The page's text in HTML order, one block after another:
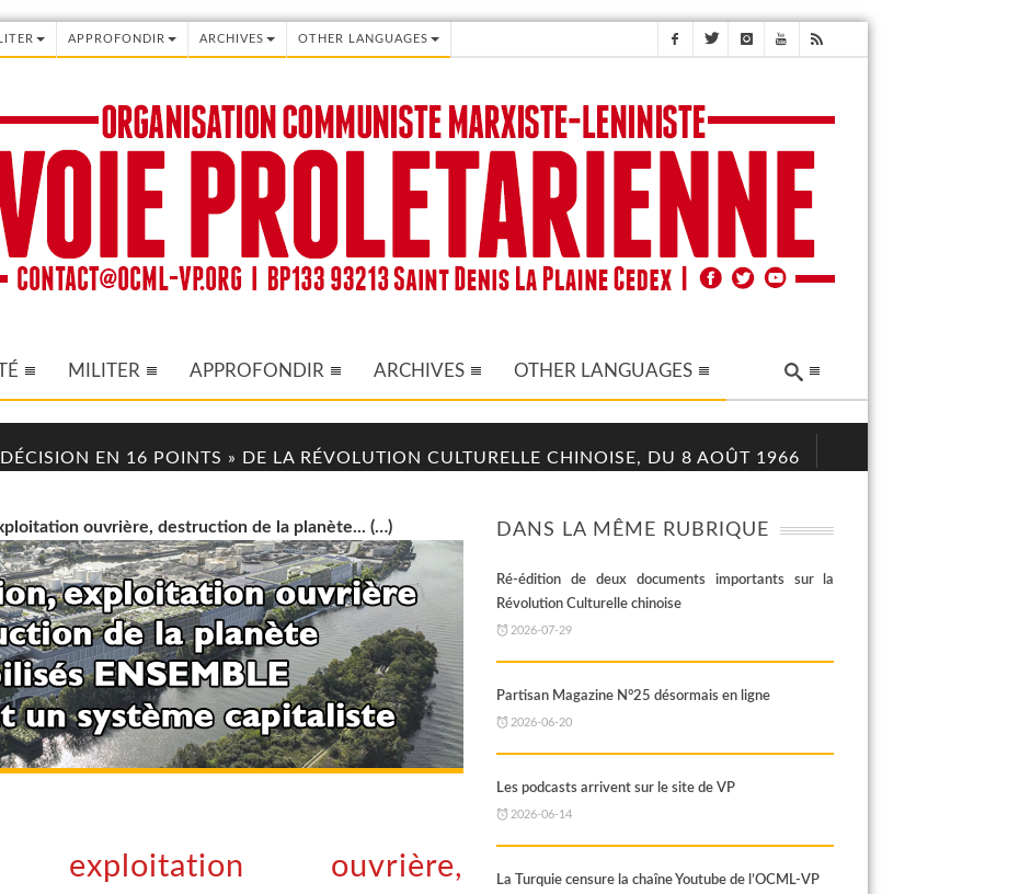
APPROFONDIR ARCHIVES OTHER LANGUAGES
MILITER APPROFONDIR ARCHIVES OTHER LANGUAGES
DÉCISION EN 16 POINTS » DE LA RÉVOLUTION CULTURELLE CHINOISE, DU 8 AOÛT 1966
ouvrière, destruction de la planète... (…)
exploitation ouvrière,
DANS LA MÊME RUBRIQUE
Ré-édition de deux documents importants sur la
Révolution Culturelle chinoise
2026-07-29
Partisan Magazine N°25 désormais en ligne
2026-06-20
Les podcasts arrivent sur le site de VP
2026-06-14
La Turquie censure la chaîne Youtube de l’OCML-VP